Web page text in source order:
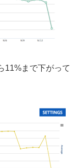
11%まで下がって